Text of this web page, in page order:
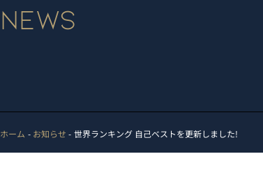
NEWS
ホーム お知らせ 世界ランキング 自己ベストを更新しました!